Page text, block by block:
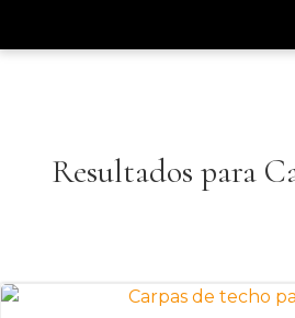
Resultados para